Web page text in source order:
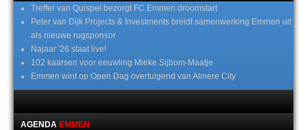
Treffer van Quispel bezorgt FC Emmen droomstart
Peter van Dijk Projects & Investments breidt samenwerking Emmen uit
als nieuwe rugsponsor
Najaar '26 staat live!
102 kaarsen voor eeuwling Mieke Sijbom-Maatje
Emmen wint op Open Dag overtuigend van Almere City
AGENDA EMMEN